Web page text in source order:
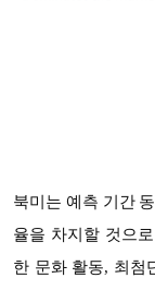
북미는 예측 기간
율을 차지할 것으
한 문화 활동, 최첨